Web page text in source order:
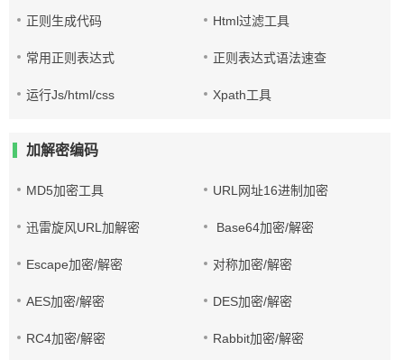
正则生成代码 Html过滤工具
常用正则表达式 正则表达式语法速查
运行Js/html/css Xpath工具
加解密编码
MD5加密工具 URL网址16进制加密
迅雷旋风URL加解密 Base64加密/解密
Escape加密/解密 对称加密/解密
AES加密/解密 DES加密/解密
RC4加密/解密 Rabbit加密/解密